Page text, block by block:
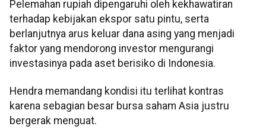
Pelemahan rupiah dipengaruhi oleh kekhawatiran
terhadap kebijakan ekspor satu pintu, serta
berlanjutnya arus keluar dana asing yang menjadi
faktor yang mendorong investor mengurangi
investasinya pada aset berisiko di Indonesia.
Hendra memandang kondisi itu terlihat kontras
karena sebagian besar bursa saham Asia justru
bergerak menguat.